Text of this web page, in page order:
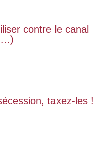
contre le canal
taxez-les !